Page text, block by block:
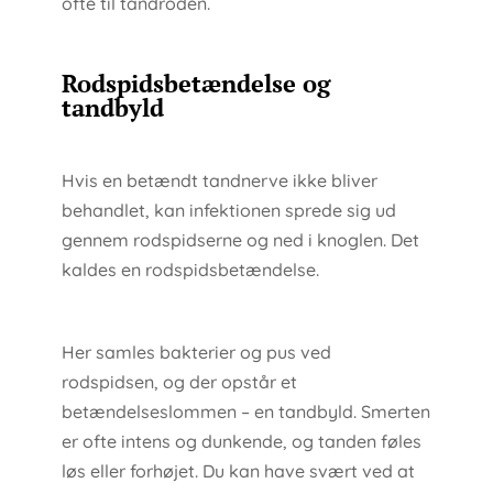
Rodspidsbetændelse og
tandbyld
Hvis en betændt tandnerve ikke bliver
behandlet, kan infektionen sprede sig ud
gennem rodspidserne og ned i knoglen. Det
kaldes en rodspidsbetændelse.
Her samles bakterier og pus ved
rodspidsen, og der opstår et
betændelseslommen – en tandbyld. Smerten
er ofte intens og dunkende, og tanden føles
løs eller forhøjet. Du kan have svært ved at